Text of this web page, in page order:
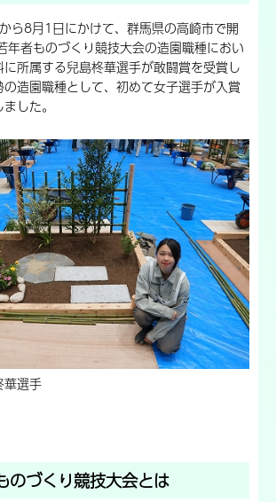
ら8月1日にかけて、群馬県の高崎市で開
年者ものづくり競技大会の造園職種におい
所属する兒島柊華選手が敢闘賞を受賞し
造園職種として、初めて女子選手が入賞
した。
華選手
のづくり競技大会とは